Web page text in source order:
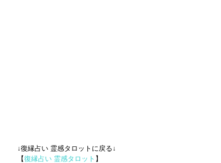
↓復縁占い 霊感タロットに戻る↓
【復縁占い 霊感タロット 】